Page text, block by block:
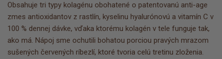
Obsahuje tri typy kolagénu obohatené o patentovanú anti-age
zmes antioxidantov z rastlín, kyselinu hyalurónovú a vitamín C v
100 % dennej dávke, vďaka ktorému kolagén v tele funguje tak,
ako má. Nápoj sme ochutili bohatou porciou pravých mrazom
sušených červených ríbezlí, ktoré tvoria celú tretinu zloženia.